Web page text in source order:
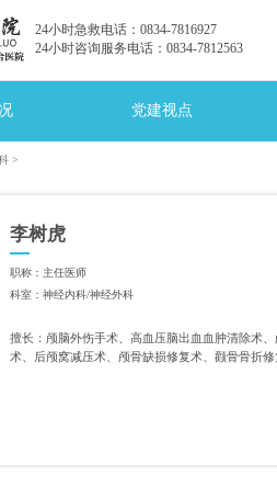
24小时急救电话：0834-7816927
24小时咨询服务电话：0834-7812563
党建视点
>
李树虎
职称：主任医师
科室：神经内科/神经外科
擅长：颅脑外伤手术、高血压脑出血血肿清除术
术、后颅窝减压术、颅骨缺损修复术、颧骨骨折修